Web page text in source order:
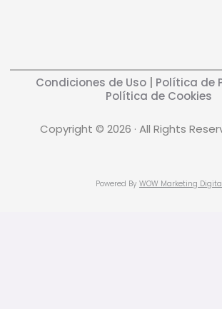
Condiciones de Uso| Política de
Política de Cookies
Copyright © 2026 · All Rights
Powered By WOW Marketing